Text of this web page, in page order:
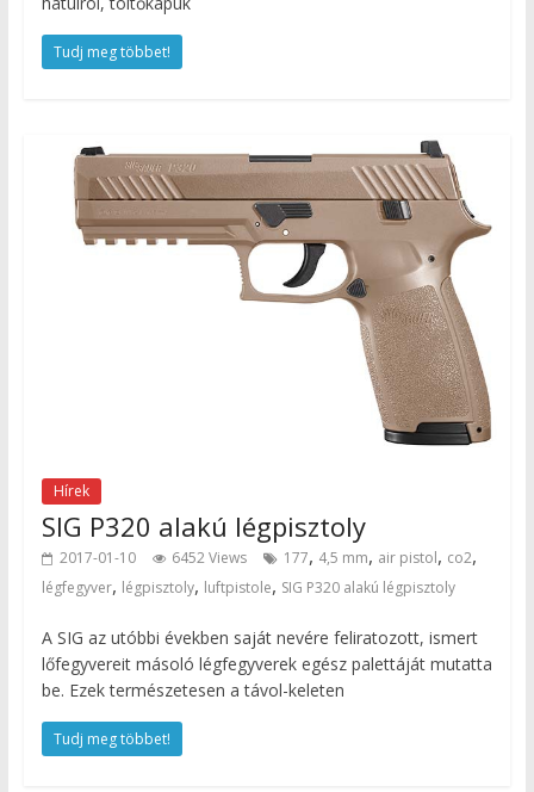
Tudj meg többet!
Hírek
SIG P320 alakú légpisztoly
2017-01-10 6452 Views 177, 4,5 mm, air pistol, co2,
légfegyver, légpisztoly, luftpistole, SIG P320 alakú légpisztoly
A SIG az utóbbi években saját nevére feliratozott, ismert
lőfegyvereit másoló légfegyverek egész palettáját mutatta
be. Ezek természetesen a távol-keleten
Tudj meg többet!